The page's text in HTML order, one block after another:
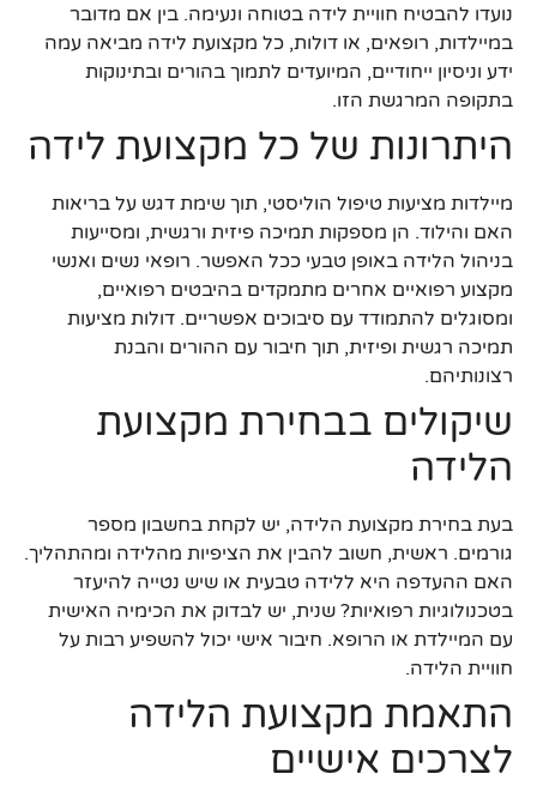
נועדו להבטיח חוויית לידה בטוחה ונעימה. בין אם מדובר
במיילדות, רופאים, או דולות, כל מקצועת לידה מביאה עמה
ידע וניסיון ייחודיים, המיועדים לתמוך בהורים ובתינוקות
בתקופה המרגשת הזו.
היתרונות של כל מקצועת לידה
מיילדות מציעות טיפול הוליסטי, תוך שימת דגש על בריאות
האם והילוד. הן מספקות תמיכה פיזית ורגשית, ומסייעות
בניהול הלידה באופן טבעי ככל האפשר. רופאי נשים ואנשי
מקצוע רפואיים אחרים מתמקדים בהיבטים רפואיים,
ומסוגלים להתמודד עם סיבוכים אפשריים. דולות מציעות
תמיכה רגשית ופיזית, תוך חיבור עם ההורים והבנת
רצונותיהם.
שיקולים בבחירת מקצועת
הלידה
בעת בחירת מקצועת הלידה, יש לקחת בחשבון מספר
גורמים. ראשית, חשוב להבין את הציפיות מהלידה ומהתהליך.
האם ההעדפה היא ללידה טבעית או שיש נטייה להיעזר
בטכנולוגיות רפואיות? שנית, יש לבדוק את הכימיה האישית
עם המיילדת או הרופא. חיבור אישי יכול להשפיע רבות על
חוויית הלידה.
התאמת מקצועת הלידה
לצרכים אישיים